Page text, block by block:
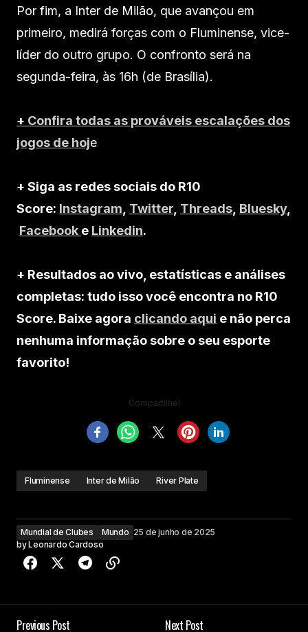
Por fim, a Inter de Milão, que avançou em
primeiro, medirá forças com o Fluminense, vice-
líder do outro grupo. O confronto será na
segunda-feira, às 16h (de Brasília).
+ Confira todas as prováveis escalações dos
jogos de hoje
+ Siga as redes sociais do R10
Score: Instagram, Twitter, Threads, Bluesky,
Facebook e Linkedin.
+ Resultados ao vivo, estatísticas e análises
completas: tudo isso você encontra no R10
Score. Baixe agora clicando aqui e não perca
nenhuma informação sobre o seu esporte
favorito!
Compartilhe!
Fluminense Inter de Milão River Plate
Mundial de Clubes Mundo 25 de junho de 2025
byLeonardo Cardoso
Previous Post Next Post